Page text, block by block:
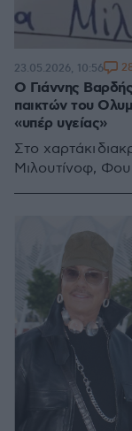
Ο Γιάννης
παικτών του
«υπέρ υγείας»
Στο χαρτάκι
Μιλουτίνοφ,
23.05.2026, 10:56